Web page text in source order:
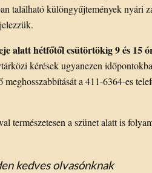
található különgyűjtemények nyári
alatt hétfőtől csütörtökig 9 és 15
kérések ugyanezen
a 411-6364-es
természetesen a szünet alatt is
kedves olvasónknak